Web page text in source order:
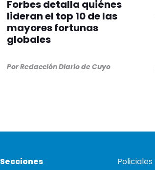
Forbes detalla quiénes
lideran el top 10 de las
mayores fortunas
globales
PorRedacción Diario de Cuyo
Secciones
Policiales